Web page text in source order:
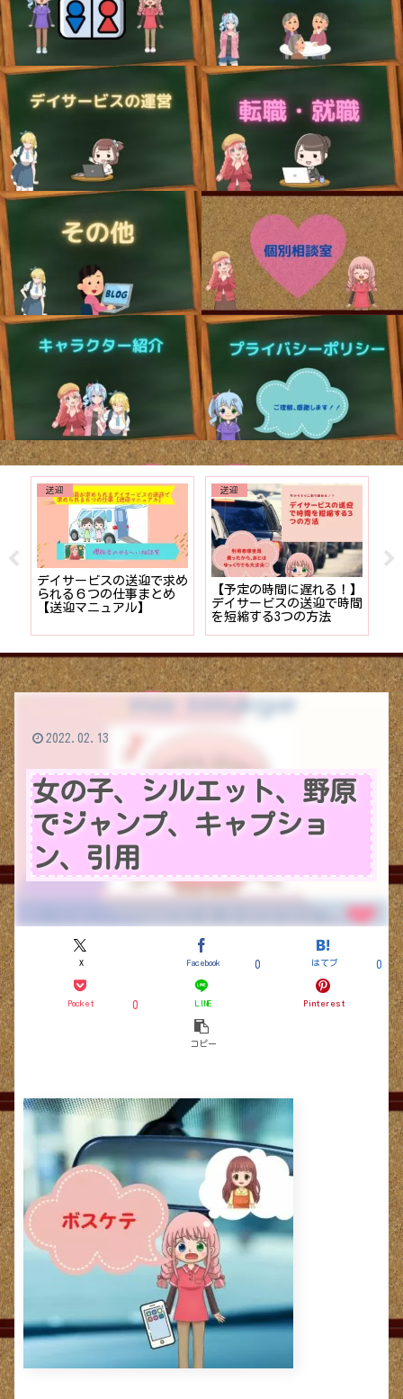
送迎
デイサービスの送迎で求め
られる６つの仕事まとめ
【送迎マニュアル】
送迎
【予定の時間に遅れる！】
デイサービスの送迎で時間
を短縮する3つの方法
女の子、シルエット、野原
でジャンプ、キャプショ
ン、引用
X Facebook 0 はてブ 0
Pocket 0 LINE Pinterest
コピー
2022.02.13